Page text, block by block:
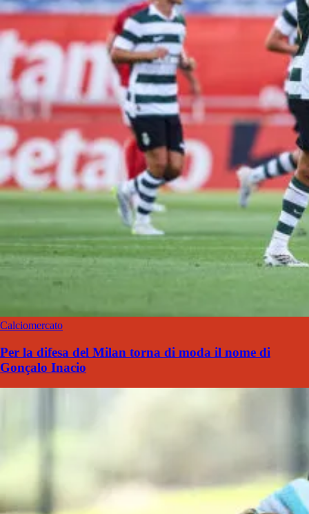
Calciomercato
Per la difesa del Milan torna di moda il nome di
Gonçalo Inacio